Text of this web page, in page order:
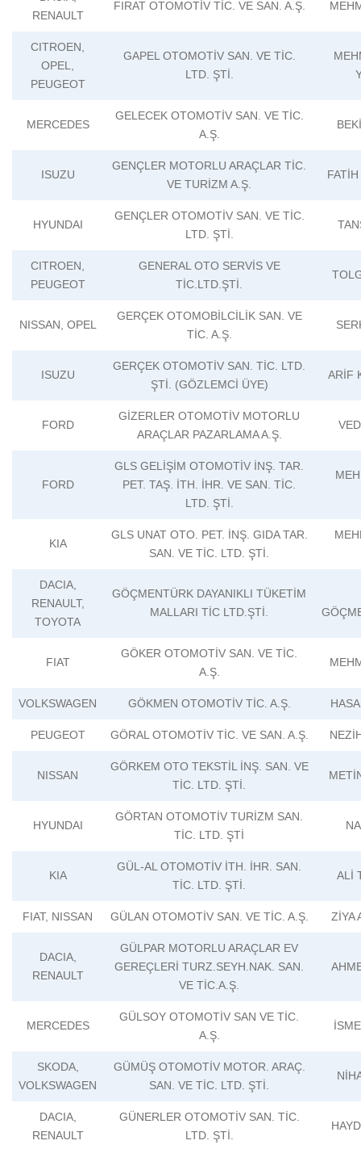
RENAULT
FIRAT OTOMOTİV TİC. VE SAN. A.Ş.
CITROEN,
OPEL,
PEUGEOT
GAPEL OTOMOTİV SAN. VE TİC.
LTD. ŞTİ.
MERCEDES
GELECEK OTOMOTİV SAN. VE TİC.
A.Ş.
ISUZU
GENÇLER MOTORLU ARAÇLAR TİC.
VE TURİZM A.Ş.
HYUNDAI
GENÇLER OTOMOTİV SAN. VE TİC.
LTD. ŞTİ.
CITROEN,
PEUGEOT
GENERAL OTO SERVİS VE
TİC.LTD.ŞTİ.
NISSAN, OPEL
GERÇEK OTOMOBİLCİLİK SAN. VE
TİC. A.Ş.
ISUZU
GERÇEK OTOMOTİV SAN. TİC. LTD.
ŞTİ. (GÖZLEMCİ ÜYE)
ARİF
FORD
GİZERLER OTOMOTİV MOTORLU
ARAÇLAR PAZARLAMA A.Ş.
FORD
GLS GELİŞİM OTOMOTİV İNŞ. TAR.
PET. TAŞ. İTH. İHR. VE SAN. TİC.
LTD. ŞTİ.
KIA
GLS UNAT OTO. PET. İNŞ. GIDA TAR.
SAN. VE TİC. LTD. ŞTİ.
DACIA,
RENAULT,
TOYOTA
GÖÇMENTÜRK DAYANIKLI TÜKETİM
MALLARI TİC LTD.ŞTİ.
FIAT
GÖKER OTOMOTİV SAN. VE TİC.
A.Ş.
VOLKSWAGEN GÖKMEN OTOMOTİV TİC. A.Ş.
PEUGEOT GÖRAL OTOMOTİV TİC. VE SAN. A.Ş.
NISSAN
GÖRKEM OTO TEKSTİL İNŞ. SAN. VE
TİC. LTD. ŞTİ.
HYUNDAI
GÖRTAN OTOMOTİV TURİZM SAN.
TİC. LTD. ŞTİ
KIA
GÜL-AL OTOMOTİV İTH. İHR. SAN.
TİC. LTD. ŞTİ.
ALİ
FIAT, NISSAN GÜLAN OTOMOTİV SAN. VE TİC. A.Ş. ZİYA
DACIA,
RENAULT
GÜLPAR MOTORLU ARAÇLAR EV
GEREÇLERİ TURZ.SEYH.NAK. SAN.
VE TİC.A.Ş.
MERCEDES
GÜLSOY OTOMOTİV SAN VE TİC.
A.Ş.
SKODA,
VOLKSWAGEN
GÜMÜŞ OTOMOTİV MOTOR. ARAÇ.
SAN. VE TİC. LTD. ŞTİ.
DACIA,
RENAULT
GÜNERLER OTOMOTİV SAN. TİC.
LTD. ŞTİ.